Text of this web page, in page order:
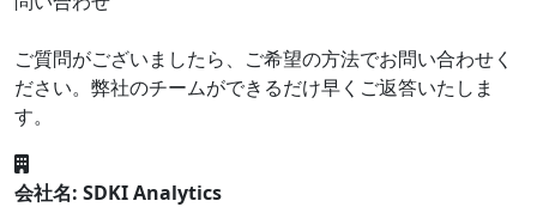
ご質問がございましたら、ご希望の方法でお問い合わせく
ださい。弊社のチームができるだけ早くご返答いたしま
す。
会社名: SDKI Analytics